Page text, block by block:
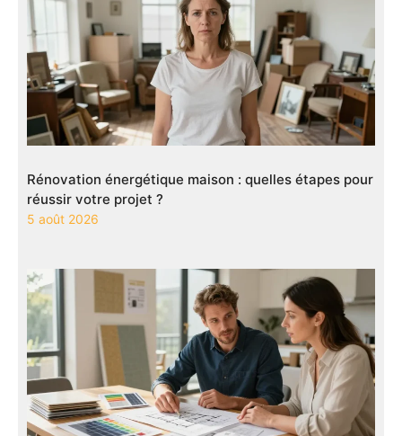
Rénovation énergétique maison : quelles étapes pour
réussir votre projet ?
5 août 2026